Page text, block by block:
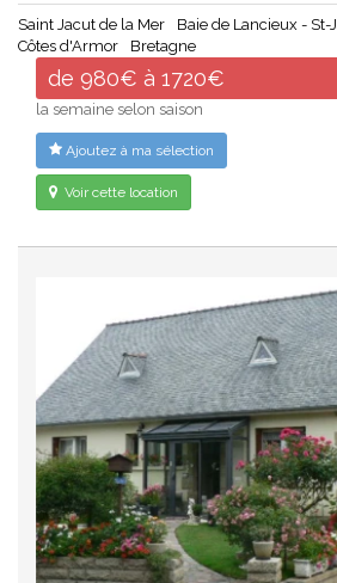
Saint Jacut de la Mer
Baie de Lancieux - St-
Côtes d'Armor
Bretagne
de 980€ à 1720€
la semaine selon saison
Ajoutez à ma sélection
Voir cette location